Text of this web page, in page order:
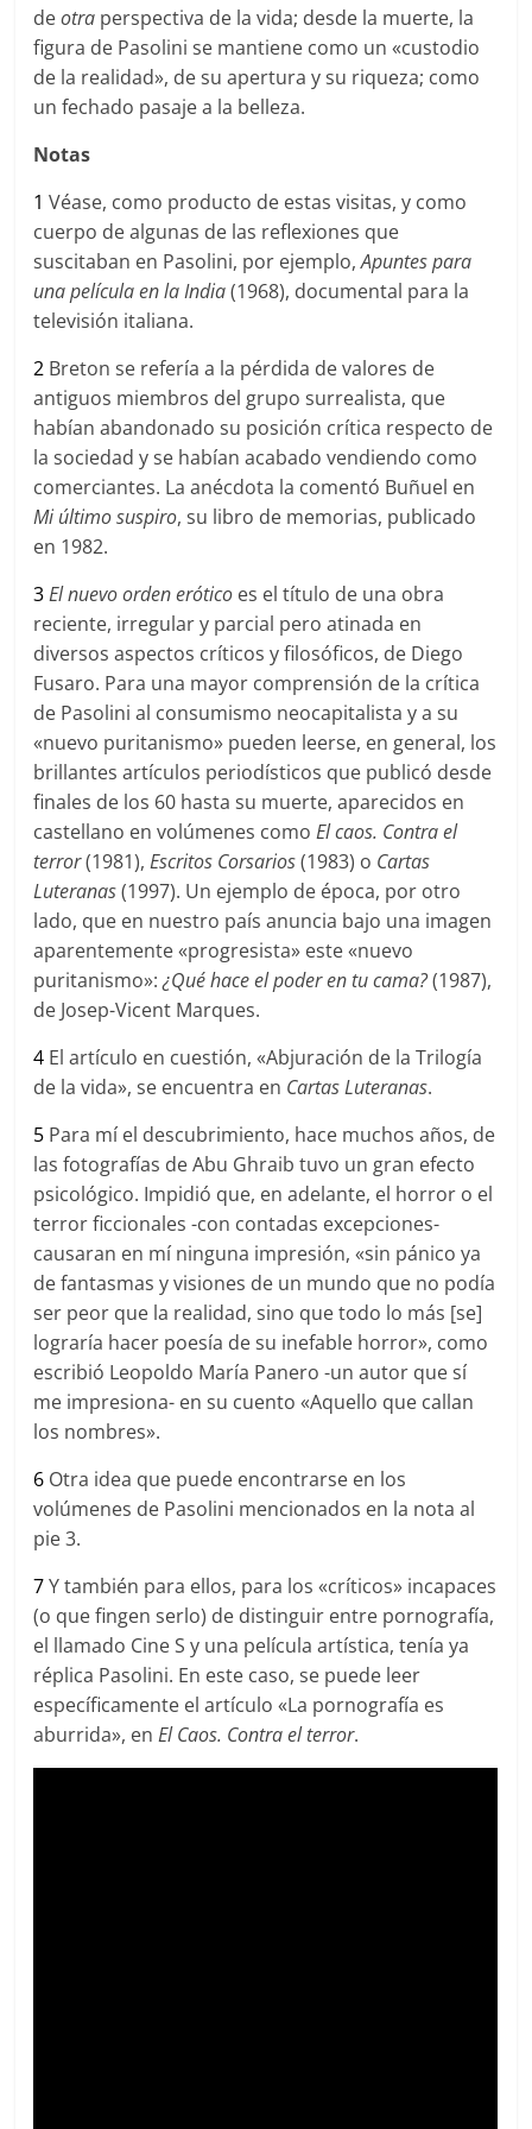
deotra perspectiva de la vida; desde la muerte, la
figura de Pasolini se mantiene como un «custodio
de la realidad», de su apertura y su riqueza; como
un fechado pasaje a la belleza.
Notas
1 Véase, como producto de estas visitas, y como
cuerpo de algunas de las reflexiones que
suscitaban en Pasolini, por ejemplo,Apuntespara
una películaenla India(1968), documental para la
televisión italiana.
2 Breton se refería a la pérdida de valores de
antiguos miembros del grupo surrealista, que
habían abandonado su posición crítica respecto de
la sociedad y se habían acabado vendiendo como
comerciantes. La anécdota la comentó Buñuel en
Mi último suspiro, su libro de memorias, publicado
en 1982.
3El nuevo orden erótico es el título de una obra
reciente, irregular y parcial pero atinada en
diversos aspectos críticos y filosóficos, de Diego
Fusaro. Para una mayor comprensión de la crítica
de Pasolini al consumismo neocapitalista y a su
«nuevo puritanismo» pueden leerse, en general, los
brillantes artículos periodísticos que publicó desde
finales de los 60 hasta su muerte, aparecidos en
castellano en volúmenes comoEl caos. Contra el
terror(1981),Escritos Corsarios(1983) o Cartas
Luteranas(1997). Un ejemplo de época, por otro
lado, que en nuestro país anuncia bajo una imagen
aparentemente «progresista» este «nuevo
puritanismo»:¿Quéhace el poder en tu cama?(1987),
de Josep-Vicent Marques.
4 El artículo en cuestión, «Abjuración de la Trilogía
de la vida», se encuentra en Cartas Luteranas.
5 Para mí el descubrimiento, hace muchos años, de
las fotografías de Abu Ghraib tuvo un gran efecto
psicológico. Impidió que, en adelante, el horror o el
terror ficcionales -con contadas excepciones-
causaran en mí ninguna impresión, «sin pánico ya
de fantasmas y visiones de un mundo que no podía
ser peor que la realidad, sino que todo lo más [se]
lograría hacer poesía de su inefable horror», como
escribió Leopoldo María Panero -un autor que sí
me impresiona- en su cuento «Aquello que callan
los nombres».
6 Otra idea que puede encontrarse en los
volúmenes de Pasolini mencionados en la nota al
pie 3.
7Y también para ellos, para los «críticos» incapaces
(o que fingen serlo) de distinguir entre pornografía,
el llamado Cine S y una película artística, tenía ya
réplica Pasolini. En este caso, se puede leer
específicamente el artículo «La pornografía es
aburrida», enEl Caos. Contra el terror.